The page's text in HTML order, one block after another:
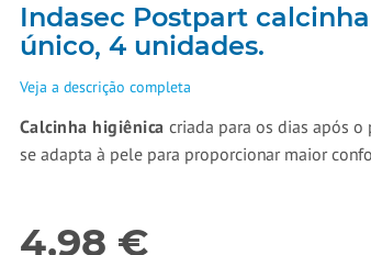
Indasec Postpart
único, 4 unidades.
Veja a descrição completa
Calcinha higiênica criada para os dias após
se adapta à pele para proporcionar maior
4,98 €